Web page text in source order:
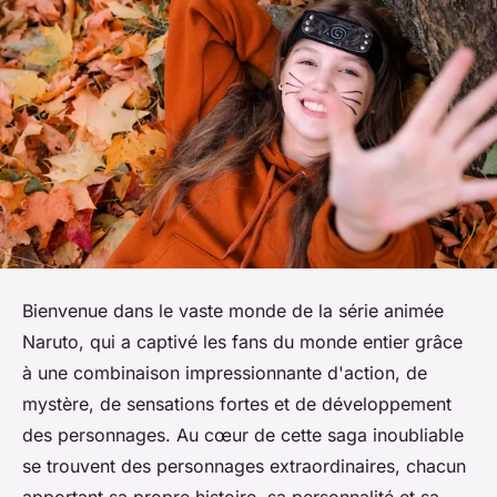
Bienvenue dans le vaste monde de la série animée
Naruto, qui a captivé les fans du monde entier grâce
à une combinaison impressionnante d'action, de
mystère, de sensations fortes et de développement
des personnages. Au cœur de cette saga inoubliable
se trouvent des personnages extraordinaires, chacun